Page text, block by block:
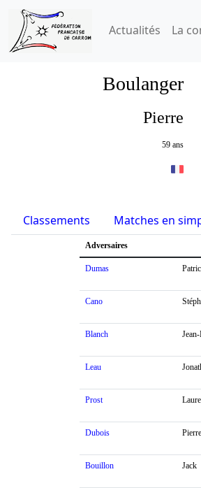
Actualités La
Boulanger
Pierre
59 ans
Classements Matches en
Adversaires
Dumas
Cano
Blanch
Leau
Prost
Dubois Pierre
Bouillon Jack